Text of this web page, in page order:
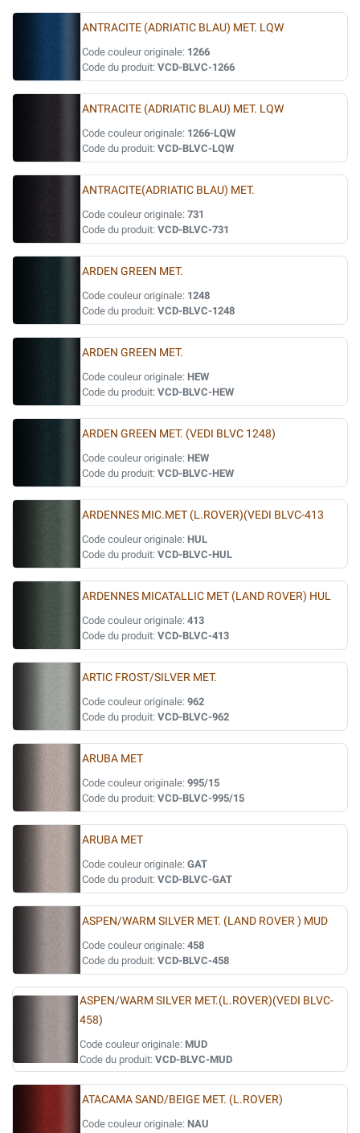
ANTRACITE (ADRIATIC BLAU) MET. LQW
Code couleur originale: 1266
Code du produit: VCD-BLVC-1266
ANTRACITE (ADRIATIC BLAU) MET. LQW
Code couleur originale: 1266-LQW
Code du produit: VCD-BLVC-LQW
ANTRACITE(ADRIATIC BLAU) MET.
Code couleur originale: 731
Code du produit: VCD-BLVC-731
ARDEN GREEN MET.
Code couleur originale: 1248
Code du produit: VCD-BLVC-1248
ARDEN GREEN MET.
Code couleur originale: HEW
Code du produit: VCD-BLVC-HEW
ARDEN GREEN MET. (VEDI BLVC 1248)
Code couleur originale: HEW
Code du produit: VCD-BLVC-HEW
ARDENNES MIC.MET (L.ROVER)(VEDI BLVC-413
Code couleur originale: HUL
Code du produit: VCD-BLVC-HUL
ARDENNES MICATALLIC MET (LAND ROVER) HUL
Code couleur originale: 413
Code du produit: VCD-BLVC-413
ARTIC FROST/SILVER MET.
Code couleur originale: 962
Code du produit: VCD-BLVC-962
ARUBA MET
Code couleur originale: 995/15
Code du produit: VCD-BLVC-995/15
ARUBA MET
Code couleur originale: GAT
Code du produit: VCD-BLVC-GAT
ASPEN/WARM SILVER MET. (LAND ROVER ) MUD
Code couleur originale: 458
Code du produit: VCD-BLVC-458
ASPEN/WARM SILVER MET.(L.ROVER)(VEDI BLVC-
458)
Code couleur originale: MUD
Code du produit: VCD-BLVC-MUD
ATACAMA SAND/BEIGE MET. (L.ROVER)
Code couleur originale: NAU